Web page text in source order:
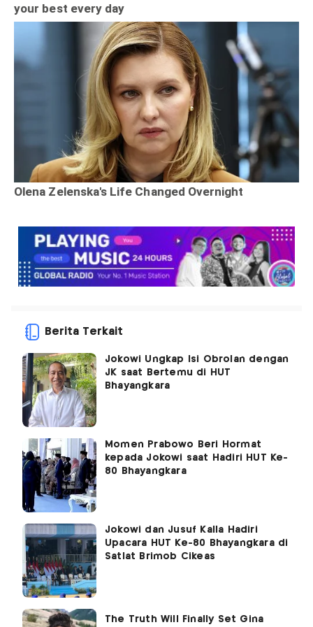
Berita Terkait
Jokowi Ungkap Isi Obrolan dengan
JK saat Bertemu di HUT
Bhayangkara
Momen Prabowo Beri Hormat
kepada Jokowi saat Hadiri HUT Ke-
80 Bhayangkara
Jokowi dan Jusuf Kalla Hadiri
Upacara HUT Ke-80 Bhayangkara di
Satlat Brimob Cikeas